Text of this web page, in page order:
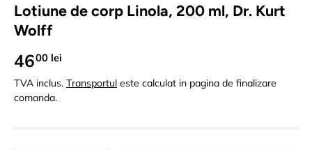
Lotiune de corp Linola, 200 ml, Dr. Kurt
Wolff
4600 lei
TVA inclus. Transportul este calculat in pagina de finalizare
comanda.